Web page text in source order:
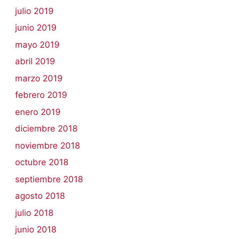
julio 2019
junio 2019
mayo 2019
abril 2019
marzo 2019
febrero 2019
enero 2019
diciembre 2018
noviembre 2018
octubre 2018
septiembre 2018
agosto 2018
julio 2018
junio 2018